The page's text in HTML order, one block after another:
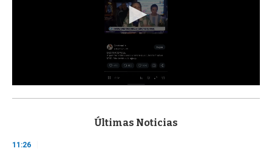
s
d
Últimas Noticias
11:26